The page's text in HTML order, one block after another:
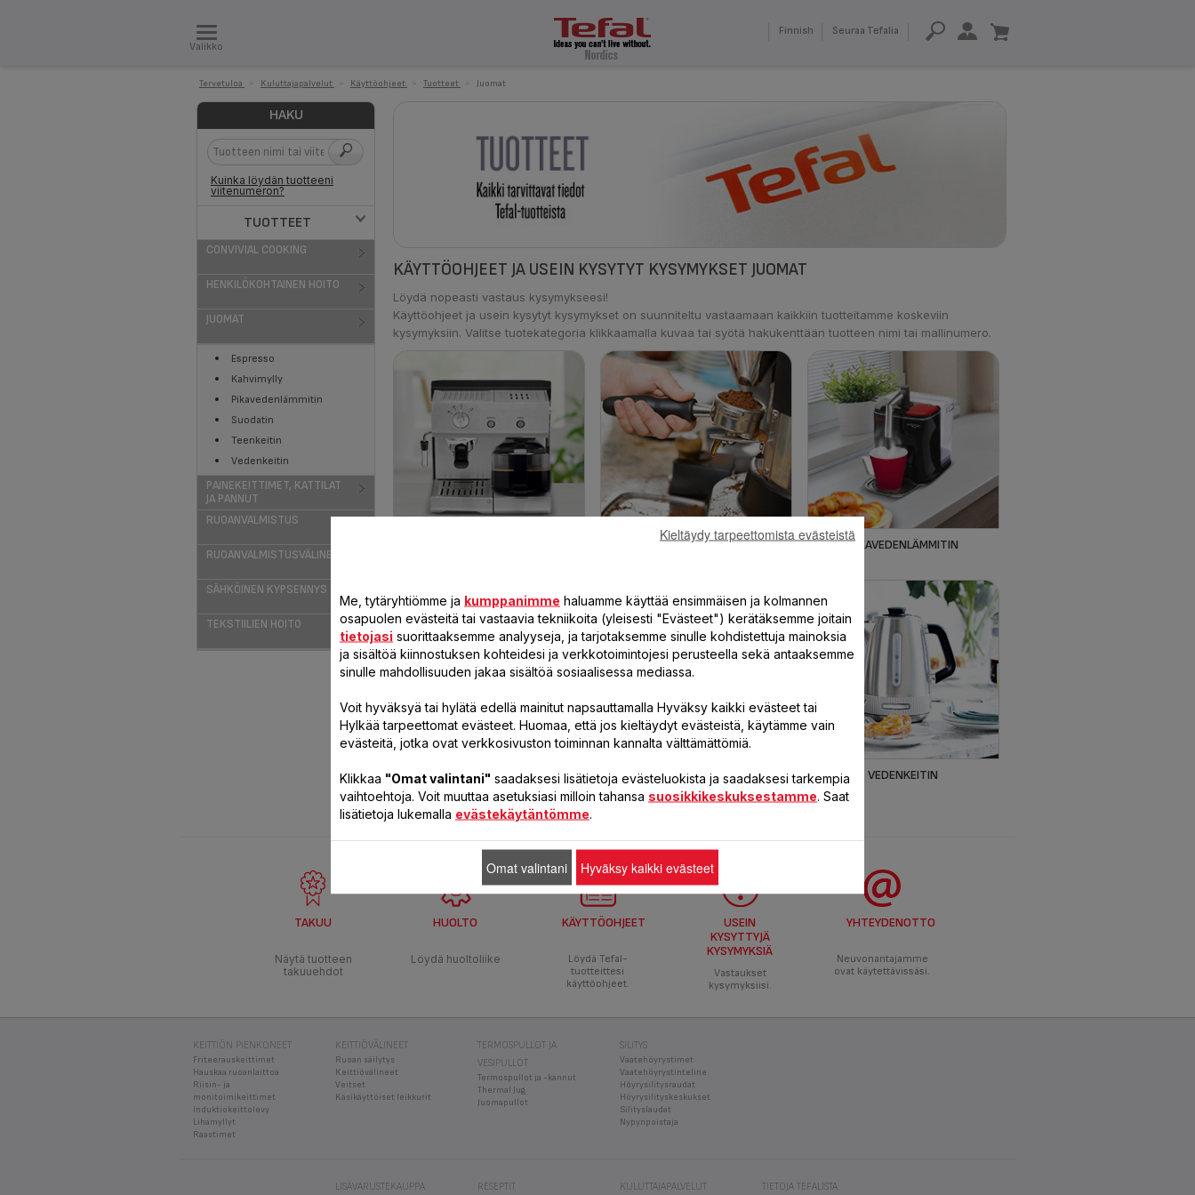
Valikko
Finnish Seuraa Tefalia
Tervetuloa Kuluttajapalvelut Käyttöohjeet Tuotteet Juomat
HAKU
Kuinka löydän tuotteeni
viitenumeron?
TUOTTEET
CONVIVIAL COOKING
HENKILÖKOHTAINEN HOITO
JUOMAT
Espresso
Kahvimylly
Pikavedenlämmitin
Suodatin
Teenkeitin
Vedenkeitin
PAINEKEITTIMET, KATTILAT
JA PANNUT
RUOANVALMISTUS
RUOANVALMISTUSVÄLINEET
SÄHKÖINEN KYPSENNYS
TEKSTIILIEN HOITO
KÄYTTÖOHJEET JA USEIN KYSYTYT KYSYMYKSET JUOMAT
Löydä nopeasti vastaus kysymykseesi!
Käyttöohjeet ja usein kysytyt kysymykset on suunniteltu vastaamaan kaikkiin tuotteitamme koskeviin
kysymyksiin. Valitse tuotekategoria klikkaamalla kuvaa tai syötä hakukenttään tuotteen nimi tai mallinumero.
KAHVIMYLLY PIKAVEDENLÄMMITIN
SUODATIN TEENKEITIN VEDENKEITIN
TAKUU
Näytä tuotteen
takuuehdot
HUOLTO
Löydä huoltoliike
KÄYTTÖOHJEET
Löydä Tefal-
tuotteittesi
käyttöohjeet.
USEIN
KYSYTTYJÄ
KYSYMYKSIÄ
Vastaukset
kysymyksiisi.
YHTEYDENOTTO
Neuvonantajamme
ovat käytettävissäsi.
KEITTIÖN PIENKONEET
Friteerauskeittimet
Hauskaa ruoanlaittoa
Riisin- ja
monitoimikeittimet
Induktiokeittolevy
Lihamyllyt
Raastimet
KEITTIÖVÄLINEET
Ruoan säilytys
Keittiövälineet
Veitset
Käsikäyttöiset leikkurit
TERMOSPULLOT JA
VESIPULLOT
Termospullot ja -kannut
Thermal Jug
Juomapullot
SILITYS
Vaatehöyrystimet
Vaatehöyrystinteline
Höyrysilitysraudat
Höyrysilityskeskukset
Silityslaudat
Nypynpoistaja
LISÄVARUSTEKAUPPA RESEPTIT KULUTTAJAPALVELUT TIETOJA TEFALISTA
Me, tytäryhtiömme ja kumppanimme haluamme käyttää ensimmäisen ja kolmannen
osapuolen evästeitä tai vastaavia tekniikoita (yleisesti "Evästeet") kerätäksemme joitain
tietojasi suorittaaksemme analyyseja, ja tarjotaksemme sinulle kohdistettuja mainoksia
ja sisältöä kiinnostuksen kohteidesi ja verkkotoimintojesi perusteella sekä antaaksemme
sinulle mahdollisuuden jakaa sisältöä sosiaalisessa mediassa.
Voit hyväksyä tai hylätä edellä mainitut napsauttamalla Hyväksy kaikki evästeet tai
Hylkää tarpeettomat evästeet. Huomaa, että jos kieltäydyt evästeistä, käytämme vain
evästeitä, jotka ovat verkkosivuston toiminnan kannalta välttämättömiä.
Klikkaa "Omat valintani" saadaksesi lisätietoja evästeluokista ja saadaksesi tarkempia
vaihtoehtoja. Voit muuttaa asetuksiasi milloin tahansa suosikkikeskuksestamme . Saat
lisätietoja lukemalla evästekäytäntömme
Kieltäydy tarpeettomista evästeistä
Omat valintani Hyväksy kaikki evästeet